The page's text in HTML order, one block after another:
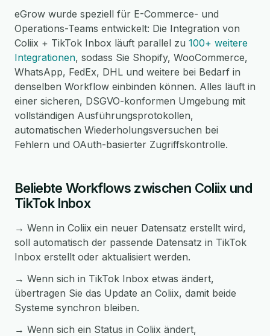
eGrow wurde speziell für E-Commerce- und
Operations-Teams entwickelt: Die Integration von
Coliix + TikTok Inbox läuft parallel zu 100+ weitere
Integrationen, sodass Sie Shopify, WooCommerce,
WhatsApp, FedEx, DHL und weitere bei Bedarf in
denselben Workflow einbinden können. Alles läuft in
einer sicheren, DSGVO-konformen Umgebung mit
vollständigen Ausführungsprotokollen,
automatischen Wiederholungsversuchen bei
Fehlern und OAuth-basierter Zugriffskontrolle.
Beliebte Workflows zwischen Coliix und
TikTok Inbox
→ Wenn in Coliix ein neuer Datensatz erstellt wird,
soll automatisch der passende Datensatz in TikTok
Inbox erstellt oder aktualisiert werden.
→ Wenn sich in TikTok Inbox etwas ändert,
übertragen Sie das Update an Coliix, damit beide
Systeme synchron bleiben.
→ Wenn sich ein Status in Coliix ändert,